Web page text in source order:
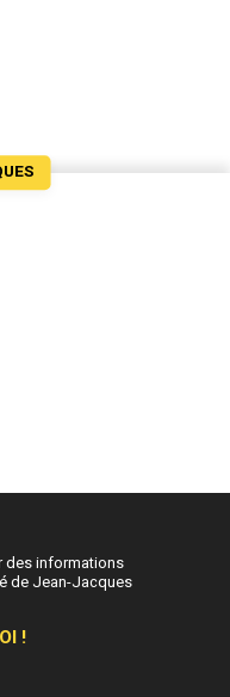
des informations
de Jean-Jacques
!